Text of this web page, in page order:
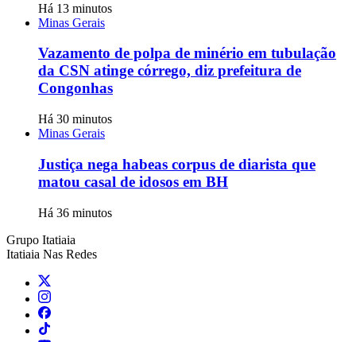
Há 13 minutos
Minas Gerais
Vazamento de polpa de minério em tubulação
da CSN atinge córrego, diz prefeitura de
Congonhas
Há 30 minutos
Minas Gerais
Justiça nega habeas corpus de diarista que
matou casal de idosos em BH
Há 36 minutos
Grupo Itatiaia
Itatiaia Nas Redes